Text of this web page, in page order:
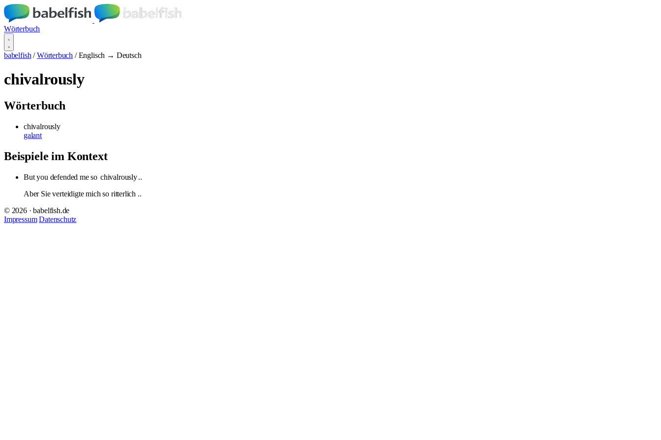
Wörterbuch
babelfish / Wörterbuch / Englisch → Deutsch
chivalrously
Wörterbuch
chivalrously
galant
Beispiele im Kontext
But you defended me so chivalrously..
Aber Sie verteidigte mich so ritterlich ..
© 2026 · babelfish.de
Impressum Datenschutz